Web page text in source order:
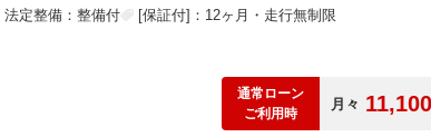
法定整備：整備付
[保証付]：12ヶ月・走行無制限
通常ローン
ご利用時
月々 11,100